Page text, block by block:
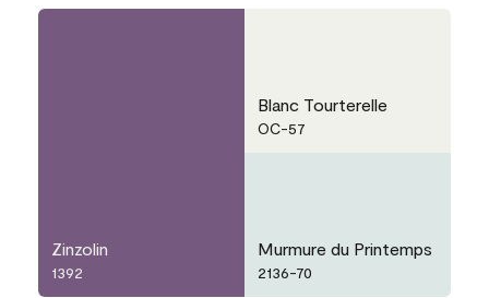
Zinzolin
1392
Blanc Tourterelle
OC-57
Murmure du Printemps
2136-70